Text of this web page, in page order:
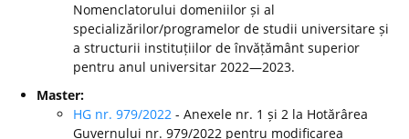
Nomenclatorului domeniilor și al
specializărilor/programelor de studii universitare și
a structurii instituțiilor de învățământ superior
pentru anul universitar 2022—2023.
Master:
HG nr. 979/2022 - Anexele nr. 1 și 2 la Hotărârea
Guvernului nr. 979/2022 pentru modificarea